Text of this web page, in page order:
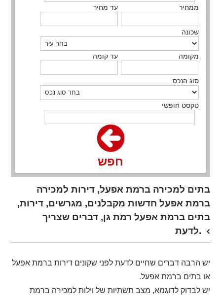
ממחיר עד מחיר
שכונה
מקומה עד קומה
סוג הנכס
טקסט חופשי
חפש
בתים למכירה ברמת אפעל, דירות למכירה
ברמת אפעל חדשות מקבלנים, מגרשים, דירות,
בתים ברמת אפעל רמת גן, דברים שצריך
לדעת.
יש הרבה דברים שחיים לדעת לפני שקונים דירות ברמת אפעל
או בתים ברמת אפעל.
יש לבדוק לדוגמא, מצב תשתיות של וילות למכירה ברמת